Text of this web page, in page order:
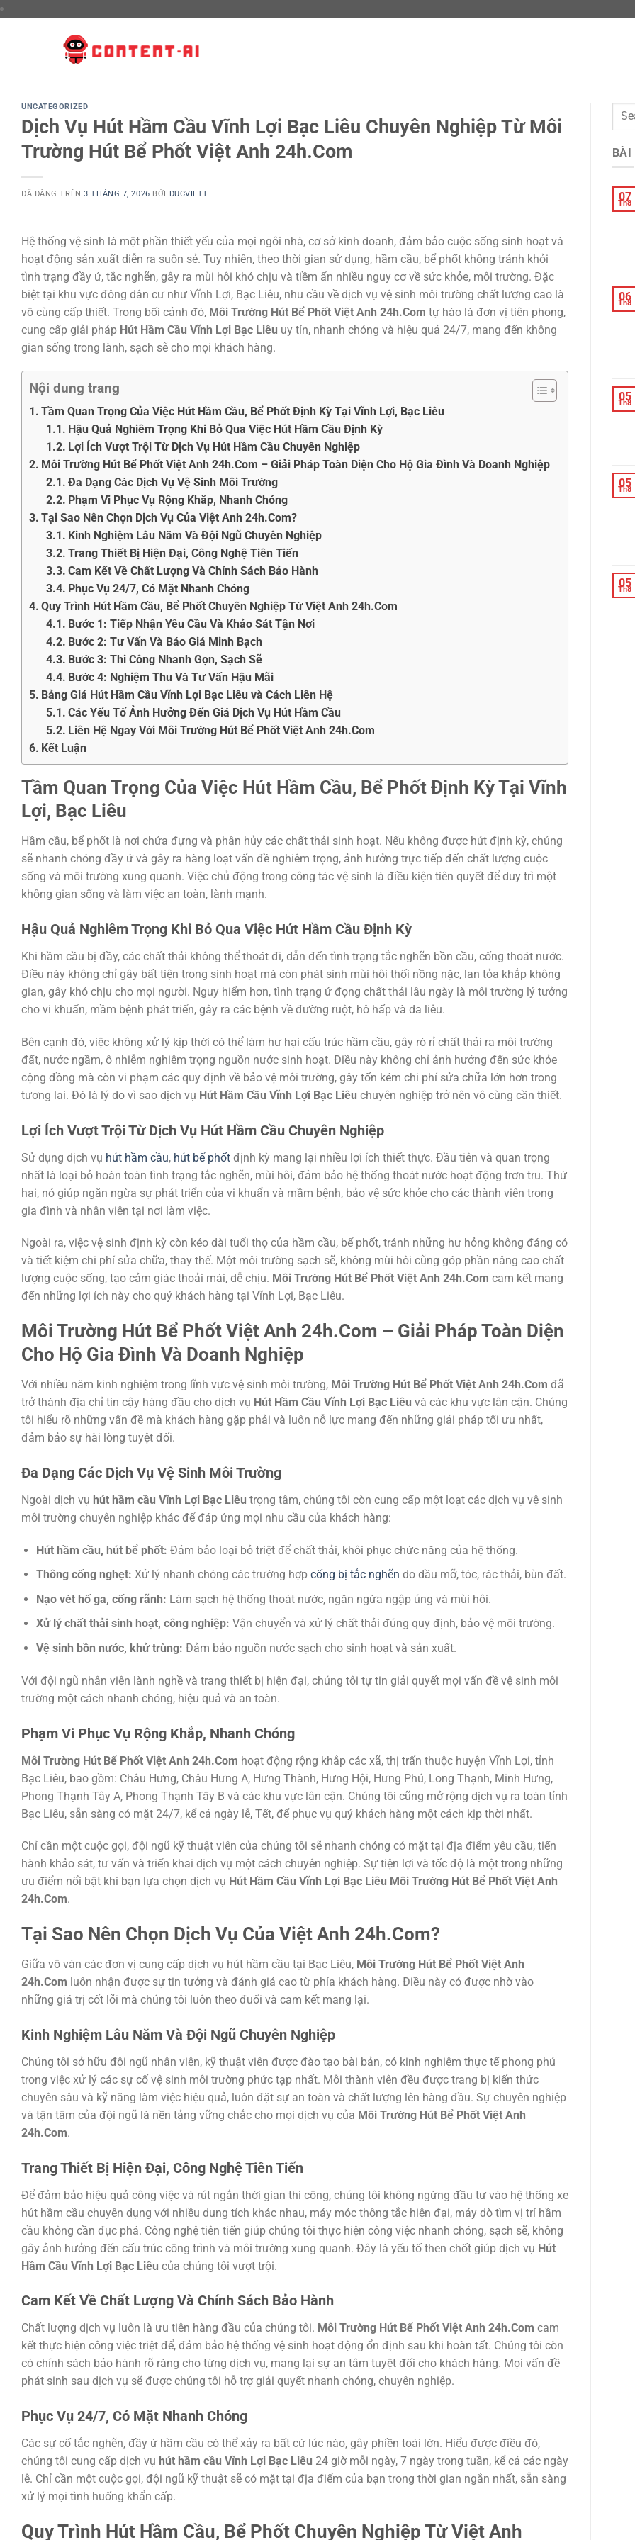
UNCATEGORIZED
Dịch Vụ Hút Hầm Cầu Vĩnh Lợi Bạc Liêu Chuyên Nghiệp Từ Môi
Trường Hút Bể Phốt Việt Anh 24h.Com
ĐÃ ĐĂNG TRÊN3 THÁNG 7, 2026 BỞI DUCVIETT
Hệ thống vệ sinh là một phần thiết yếu của mọi ngôi nhà, cơ sở kinh doanh, đảm bảo cuộc sống sinh hoạt và
hoạt động sản xuất diễn ra suôn sẻ. Tuy nhiên, theo thời gian sử dụng, hầm cầu, bể phốt không tránh khỏi
tình trạng đầy ứ, tắc nghẽn, gây ra mùi hôi khó chịu và tiềm ẩn nhiều nguy cơ về sức khỏe, môi trường. Đặc
biệt tại khu vực đông dân cư như Vĩnh Lợi, Bạc Liêu, nhu cầu về dịch vụ vệ sinh môi trường chất lượng cao là
vô cùng cấp thiết. Trong bối cảnh đó, Môi Trường Hút Bể Phốt Việt Anh 24h.Com tự hào là đơn vị tiên phong,
cung cấp giải pháp Hút Hầm Cầu Vĩnh Lợi Bạc Liêu uy tín, nhanh chóng và hiệu quả 24/7, mang đến không
gian sống trong lành, sạch sẽ cho mọi khách hàng.
Nội dung trang
Tầm Quan Trọng Của Việc Hút Hầm Cầu, Bể Phốt Định Kỳ Tại Vĩnh Lợi, Bạc Liêu
Hậu Quả Nghiêm Trọng Khi Bỏ Qua Việc Hút Hầm Cầu Định Kỳ
Lợi Ích Vượt Trội Từ Dịch Vụ Hút Hầm Cầu Chuyên Nghiệp
Môi Trường Hút Bể Phốt Việt Anh 24h.Com – Giải Pháp Toàn Diện Cho Hộ Gia Đình Và Doanh Nghiệp
Đa Dạng Các Dịch Vụ Vệ Sinh Môi Trường
Phạm Vi Phục Vụ Rộng Khắp, Nhanh Chóng
Tại Sao Nên Chọn Dịch Vụ Của Việt Anh 24h.Com?
Kinh Nghiệm Lâu Năm Và Đội Ngũ Chuyên Nghiệp
Trang Thiết Bị Hiện Đại, Công Nghệ Tiên Tiến
Cam Kết Về Chất Lượng Và Chính Sách Bảo Hành
Phục Vụ 24/7, Có Mặt Nhanh Chóng
Quy Trình Hút Hầm Cầu, Bể Phốt Chuyên Nghiệp Từ Việt Anh 24h.Com
Bước 1: Tiếp Nhận Yêu Cầu Và Khảo Sát Tận Nơi
Bước 2: Tư Vấn Và Báo Giá Minh Bạch
Bước 3: Thi Công Nhanh Gọn, Sạch Sẽ
Bước 4: Nghiệm Thu Và Tư Vấn Hậu Mãi
Bảng Giá Hút Hầm Cầu Vĩnh Lợi Bạc Liêu và Cách Liên Hệ
Các Yếu Tố Ảnh Hưởng Đến Giá Dịch Vụ Hút Hầm Cầu
Liên Hệ Ngay Với Môi Trường Hút Bể Phốt Việt Anh 24h.Com
Kết Luận
Tầm Quan Trọng Của Việc Hút Hầm Cầu, Bể Phốt Định Kỳ Tại Vĩnh
Lợi, Bạc Liêu
Hầm cầu, bể phốt là nơi chứa đựng và phân hủy các chất thải sinh hoạt. Nếu không được hút định kỳ, chúng
sẽ nhanh chóng đầy ứ và gây ra hàng loạt vấn đề nghiêm trọng, ảnh hưởng trực tiếp đến chất lượng cuộc
sống và môi trường xung quanh. Việc chủ động trong công tác vệ sinh là điều kiện tiên quyết để duy trì một
không gian sống và làm việc an toàn, lành mạnh.
Hậu Quả Nghiêm Trọng Khi Bỏ Qua Việc Hút Hầm Cầu Định Kỳ
Khi hầm cầu bị đầy, các chất thải không thể thoát đi, dẫn đến tình trạng tắc nghẽn bồn cầu, cống thoát nước.
Điều này không chỉ gây bất tiện trong sinh hoạt mà còn phát sinh mùi hôi thối nồng nặc, lan tỏa khắp không
gian, gây khó chịu cho mọi người. Nguy hiểm hơn, tình trạng ứ đọng chất thải lâu ngày là môi trường lý tưởng
cho vi khuẩn, mầm bệnh phát triển, gây ra các bệnh về đường ruột, hô hấp và da liễu.
Bên cạnh đó, việc không xử lý kịp thời có thể làm hư hại cấu trúc hầm cầu, gây rò rỉ chất thải ra môi trường
đất, nước ngầm, ô nhiễm nghiêm trọng nguồn nước sinh hoạt. Điều này không chỉ ảnh hưởng đến sức khỏe
cộng đồng mà còn vi phạm các quy định về bảo vệ môi trường, gây tốn kém chi phí sửa chữa lớn hơn trong
tương lai. Đó là lý do vì sao dịch vụ Hút Hầm Cầu Vĩnh Lợi Bạc Liêu chuyên nghiệp trở nên vô cùng cần thiết.
Lợi Ích Vượt Trội Từ Dịch Vụ Hút Hầm Cầu Chuyên Nghiệp
Sử dụng dịch vụ hút hầm cầu, hút bể phốt định kỳ mang lại nhiều lợi ích thiết thực. Đầu tiên và quan trọng
nhất là loại bỏ hoàn toàn tình trạng tắc nghẽn, mùi hôi, đảm bảo hệ thống thoát nước hoạt động trơn tru. Thứ
hai, nó giúp ngăn ngừa sự phát triển của vi khuẩn và mầm bệnh, bảo vệ sức khỏe cho các thành viên trong
gia đình và nhân viên tại nơi làm việc.
Ngoài ra, việc vệ sinh định kỳ còn kéo dài tuổi thọ của hầm cầu, bể phốt, tránh những hư hỏng không đáng có
và tiết kiệm chi phí sửa chữa, thay thế. Một môi trường sạch sẽ, không mùi hôi cũng góp phần nâng cao chất
lượng cuộc sống, tạo cảm giác thoải mái, dễ chịu. Môi Trường Hút Bể Phốt Việt Anh 24h.Com cam kết mang
đến những lợi ích này cho quý khách hàng tại Vĩnh Lợi, Bạc Liêu.
Môi Trường Hút Bể Phốt Việt Anh 24h.Com – Giải Pháp Toàn Diện
Cho Hộ Gia Đình Và Doanh Nghiệp
Với nhiều năm kinh nghiệm trong lĩnh vực vệ sinh môi trường, Môi Trường Hút Bể Phốt Việt Anh 24h.Com đã
trở thành địa chỉ tin cậy hàng đầu cho dịch vụ Hút Hầm Cầu Vĩnh Lợi Bạc Liêu và các khu vực lân cận. Chúng
tôi hiểu rõ những vấn đề mà khách hàng gặp phải và luôn nỗ lực mang đến những giải pháp tối ưu nhất,
đảm bảo sự hài lòng tuyệt đối.
Đa Dạng Các Dịch Vụ Vệ Sinh Môi Trường
Ngoài dịch vụ hút hầm cầu Vĩnh Lợi Bạc Liêu trọng tâm, chúng tôi còn cung cấp một loạt các dịch vụ vệ sinh
môi trường chuyên nghiệp khác để đáp ứng mọi nhu cầu của khách hàng:
Hút hầm cầu, hút bể phốt: Đảm bảo loại bỏ triệt để chất thải, khôi phục chức năng của hệ thống.
Thông cống nghẹt: Xử lý nhanh chóng các trường hợp cống bị tắc nghẽn do dầu mỡ, tóc, rác thải, bùn đất.
Nạo vét hố ga, cống rãnh: Làm sạch hệ thống thoát nước, ngăn ngừa ngập úng và mùi hôi.
Xử lý chất thải sinh hoạt, công nghiệp: Vận chuyển và xử lý chất thải đúng quy định, bảo vệ môi trường.
Vệ sinh bồn nước, khử trùng: Đảm bảo nguồn nước sạch cho sinh hoạt và sản xuất.
Với đội ngũ nhân viên lành nghề và trang thiết bị hiện đại, chúng tôi tự tin giải quyết mọi vấn đề vệ sinh môi
trường một cách nhanh chóng, hiệu quả và an toàn.
Phạm Vi Phục Vụ Rộng Khắp, Nhanh Chóng
Môi Trường Hút Bể Phốt Việt Anh 24h.Com hoạt động rộng khắp các xã, thị trấn thuộc huyện Vĩnh Lợi, tỉnh
Bạc Liêu, bao gồm: Châu Hưng, Châu Hưng A, Hưng Thành, Hưng Hội, Hưng Phú, Long Thạnh, Minh Hưng,
Phong Thạnh Tây A, Phong Thạnh Tây B và các khu vực lân cận. Chúng tôi cũng mở rộng dịch vụ ra toàn tỉnh
Bạc Liêu, sẵn sàng có mặt 24/7, kể cả ngày lễ, Tết, để phục vụ quý khách hàng một cách kịp thời nhất.
Chỉ cần một cuộc gọi, đội ngũ kỹ thuật viên của chúng tôi sẽ nhanh chóng có mặt tại địa điểm yêu cầu, tiến
hành khảo sát, tư vấn và triển khai dịch vụ một cách chuyên nghiệp. Sự tiện lợi và tốc độ là một trong những
ưu điểm nổi bật khi bạn lựa chọn dịch vụ Hút Hầm Cầu Vĩnh Lợi Bạc Liêu Môi Trường Hút Bể Phốt Việt Anh
24h.Com.
Tại Sao Nên Chọn Dịch Vụ Của Việt Anh 24h.Com?
Giữa vô vàn các đơn vị cung cấp dịch vụ hút hầm cầu tại Bạc Liêu, Môi Trường Hút Bể Phốt Việt Anh
24h.Com luôn nhận được sự tin tưởng và đánh giá cao từ phía khách hàng. Điều này có được nhờ vào
những giá trị cốt lõi mà chúng tôi luôn theo đuổi và cam kết mang lại.
Kinh Nghiệm Lâu Năm Và Đội Ngũ Chuyên Nghiệp
Chúng tôi sở hữu đội ngũ nhân viên, kỹ thuật viên được đào tạo bài bản, có kinh nghiệm thực tế phong phú
trong việc xử lý các sự cố vệ sinh môi trường phức tạp nhất. Mỗi thành viên đều được trang bị kiến thức
chuyên sâu và kỹ năng làm việc hiệu quả, luôn đặt sự an toàn và chất lượng lên hàng đầu. Sự chuyên nghiệp
và tận tâm của đội ngũ là nền tảng vững chắc cho mọi dịch vụ của Môi Trường Hút Bể Phốt Việt Anh
24h.Com.
Trang Thiết Bị Hiện Đại, Công Nghệ Tiên Tiến
Để đảm bảo hiệu quả công việc và rút ngắn thời gian thi công, chúng tôi không ngừng đầu tư vào hệ thống xe
hút hầm cầu chuyên dụng với nhiều dung tích khác nhau, máy móc thông tắc hiện đại, máy dò tìm vị trí hầm
cầu không cần đục phá. Công nghệ tiên tiến giúp chúng tôi thực hiện công việc nhanh chóng, sạch sẽ, không
gây ảnh hưởng đến cấu trúc công trình và môi trường xung quanh. Đây là yếu tố then chốt giúp dịch vụ Hút
Hầm Cầu Vĩnh Lợi Bạc Liêu của chúng tôi vượt trội.
Cam Kết Về Chất Lượng Và Chính Sách Bảo Hành
Chất lượng dịch vụ luôn là ưu tiên hàng đầu của chúng tôi. Môi Trường Hút Bể Phốt Việt Anh 24h.Com cam
kết thực hiện công việc triệt để, đảm bảo hệ thống vệ sinh hoạt động ổn định sau khi hoàn tất. Chúng tôi còn
có chính sách bảo hành rõ ràng cho từng dịch vụ, mang lại sự an tâm tuyệt đối cho khách hàng. Mọi vấn đề
phát sinh sau dịch vụ sẽ được chúng tôi hỗ trợ giải quyết nhanh chóng, chuyên nghiệp.
Phục Vụ 24/7, Có Mặt Nhanh Chóng
Các sự cố tắc nghẽn, đầy ứ hầm cầu có thể xảy ra bất cứ lúc nào, gây phiền toái lớn. Hiểu được điều đó,
chúng tôi cung cấp dịch vụ hút hầm cầu Vĩnh Lợi Bạc Liêu 24 giờ mỗi ngày, 7 ngày trong tuần, kể cả các ngày
lễ. Chỉ cần một cuộc gọi, đội ngũ kỹ thuật sẽ có mặt tại địa điểm của bạn trong thời gian ngắn nhất, sẵn sàng
xử lý mọi tình huống khẩn cấp.
Quy Trình Hút Hầm Cầu, Bể Phốt Chuyên Nghiệp Từ Việt Anh
BÀI
07
Th8
06
Th8
05
Th8
05
Th8
05
Th8